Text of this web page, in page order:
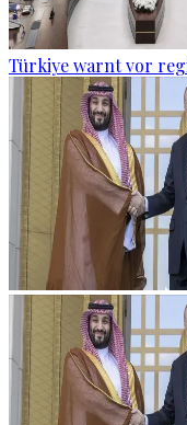
Türkiye warnt vor